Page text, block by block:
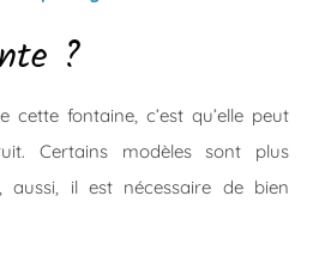
?
cette fontaine, c’est qu’elle peut
Certains modèles sont plus
aussi, il est nécessaire de bien